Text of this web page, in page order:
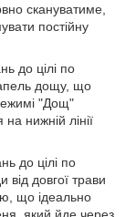
скануватиме,
постійну
до цілі по
дощу, що
"Дощ"
нижній лінії
до цілі по
від довгої трави
що ідеально
який йде через